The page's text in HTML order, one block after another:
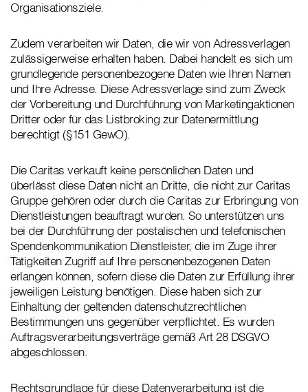
Organisationsziele.
Zudem verarbeiten wir Daten, die wir von Adressverlagen
zulässigerweise erhalten haben. Dabei handelt es sich um
grundlegende personenbezogene Daten wie Ihren Namen
und Ihre Adresse. Diese Adressverlage sind zum Zweck
der Vorbereitung und Durchführung von Marketingaktionen
Dritter oder für das Listbroking zur Datenermittlung
berechtigt (§151 GewO).
Die Caritas verkauft keine persönlichen Daten und
überlässt diese Daten nicht an Dritte, die nicht zur Caritas
Gruppe gehören oder durch die Caritas zur Erbringung von
Dienstleistungen beauftragt wurden. So unterstützen uns
bei der Durchführung der postalischen und telefonischen
Spendenkommunikation Dienstleister, die im Zuge ihrer
Tätigkeiten Zugriff auf Ihre personenbezogenen Daten
erlangen können, sofern diese die Daten zur Erfüllung ihrer
jeweiligen Leistung benötigen. Diese haben sich zur
Einhaltung der geltenden datenschutzrechtlichen
Bestimmungen uns gegenüber verpflichtet. Es wurden
Auftragsverarbeitungsverträge gemäß Art 28 DSGVO
abgeschlossen.
Rechtsgrundlage für diese Datenverarbeitung ist die